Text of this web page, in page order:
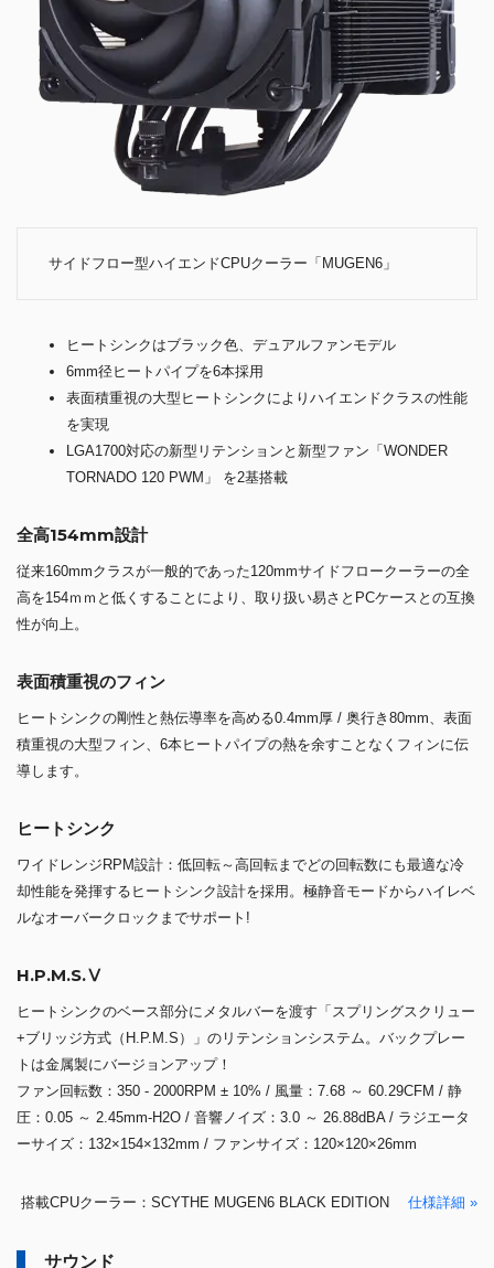
サイドフロー型ハイエンドCPUクーラー「MUGEN6」
ヒートシンクはブラック色、デュアルファンモデル
6mm径ヒートパイプを6本採用
表面積重視の大型ヒートシンクによりハイエンドクラスの性能
を実現
LGA1700対応の新型リテンションと新型ファン「WONDER
TORNADO 120 PWM」 を2基搭載
全高154mm設計
従来160mmクラスが一般的であった120mmサイドフロークーラーの全
高を154ｍｍと低くすることにより、取り扱い易さとPCケースとの互換
性が向上。
表面積重視のフィン
ヒートシンクの剛性と熱伝導率を高める0.4mm厚 / 奥行き80mm、表面
積重視の大型フィン、6本ヒートパイプの熱を余すことなくフィンに伝
導します。
ヒートシンク
ワイドレンジRPM設計：低回転～高回転までどの回転数にも最適な冷
却性能を発揮するヒートシンク設計を採用。極静音モードからハイレベ
ルなオーバークロックまでサポート!
H.P.M.S.Ⅴ
ヒートシンクのベース部分にメタルバーを渡す「スプリングスクリュー
+ブリッジ方式（H.P.M.S）」のリテンションシステム。バックプレー
トは金属製にバージョンアップ！
ファン回転数：350 - 2000RPM ± 10% / 風量：7.68 ～ 60.29CFM / 静
圧：0.05 ～ 2.45mm-H2O / 音響ノイズ：3.0 ～ 26.88dBA / ラジエータ
ーサイズ：132×154×132mm / ファンサイズ：120×120×26mm
搭載CPUクーラー：SCYTHE MUGEN6 BLACK EDITION 仕様詳細 »
サウンド